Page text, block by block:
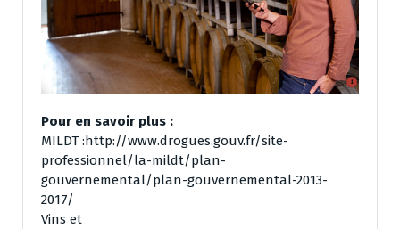
Pour en savoir plus :
MILDT :http://www.drogues.gouv.fr/site-
professionnel/la-mildt/plan-
gouvernemental/plan-gouvernemental-2013-
2017/
Vins et